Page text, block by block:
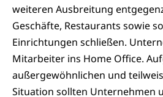
weiteren Ausbreitung
Geschäfte, Restaurants sowie
Einrichtungen schließen.
Mitarbeiter ins Home Office.
außergewöhnlichen und
Situation sollten Unternehmen